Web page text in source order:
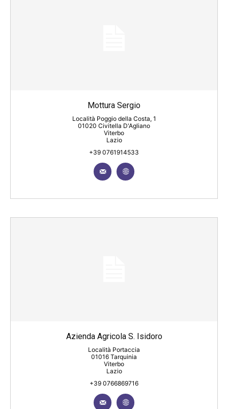
Mottura Sergio
Località Poggio della Costa, 1
01020 Civitella D'Agliano
Viterbo
Lazio
+39 0761914533
Azienda Agricola S. Isidoro
Località Portaccia
01016 Tarquinia
Viterbo
Lazio
+39 0766869716